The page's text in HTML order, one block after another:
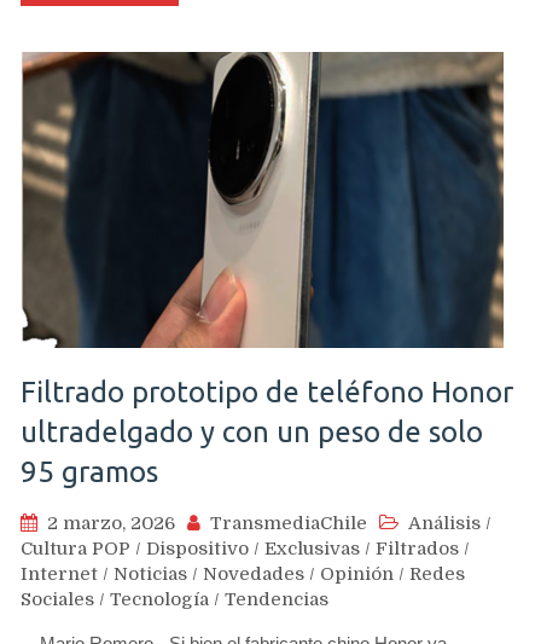
Filtrado prototipo de teléfono Honor
ultradelgado y con un peso de solo
95 gramos
2 marzo, 2026 TransmediaChile Análisis /
Cultura POP / Dispositivo / Exclusivas / Filtrados /
Internet / Noticias / Novedades / Opinión / Redes
Sociales / Tecnología / Tendencias